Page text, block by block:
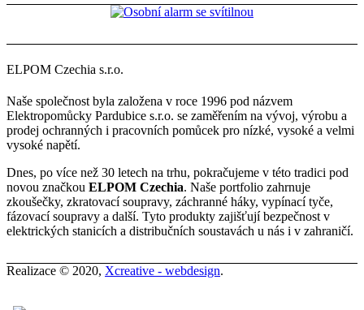
ELPOM Czechia s.r.o.
Naše společnost byla založena v roce 1996 pod názvem
Elektropomůcky Pardubice s.r.o. se zaměřením na vývoj, výrobu a
prodej ochranných i pracovních pomůcek pro nízké, vysoké a velmi
vysoké napětí.
Dnes, po více než 30 letech na trhu, pokračujeme v této tradici pod
novou značkou ELPOM Czechia. Naše portfolio zahrnuje
zkoušečky, zkratovací soupravy, záchranné háky, vypínací tyče,
fázovací soupravy a další. Tyto produkty zajišťují bezpečnost v
elektrických stanicích a distribučních soustavách u nás i v zahraničí.
Realizace © 2020, Xcreative - webdesign.